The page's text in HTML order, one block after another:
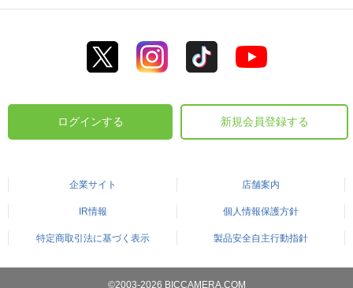
ログインする 新規会員登録する
企業サイト 店舗案内
IR情報 個人情報保護方針
特定商取引法に基づく表示 製品安全自主行動指針
©2003-2026 BICCAMERA.COM